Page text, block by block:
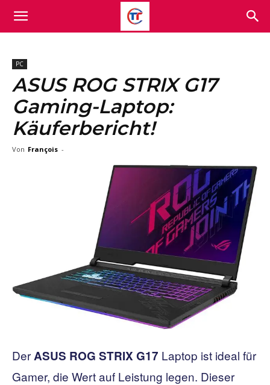
PC
ASUS ROG STRIX G17
Gaming-Laptop:
Käuferbericht!
Von François -
DerASUS ROG STRIX G17 Laptop ist ideal für
Gamer, die Wert auf Leistung legen. Dieser